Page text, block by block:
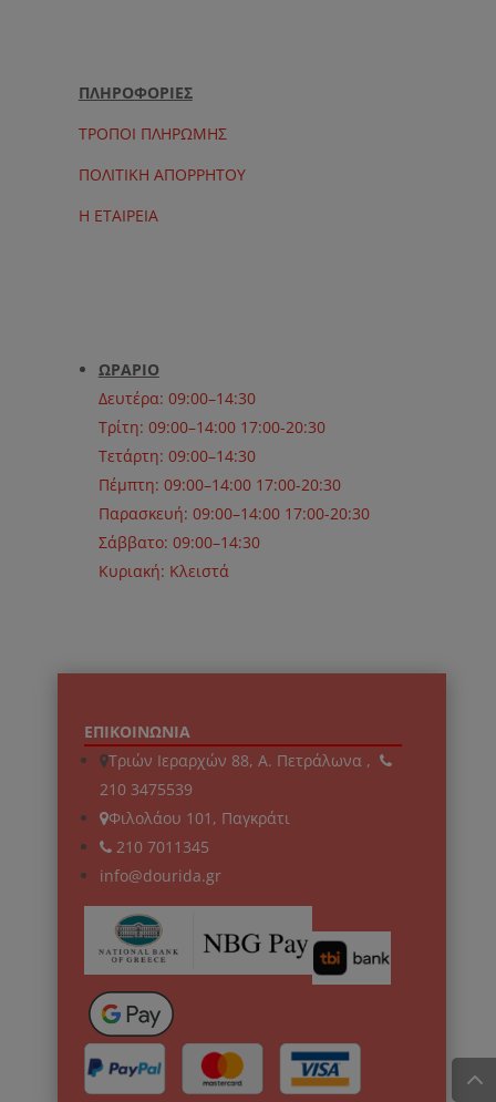
ΠΛΗΡΟΦΟΡΙΕΣ
ΤΡΟΠΟΙ ΠΛΗΡΩΜΗΣ
ΠΟΛΙΤΙΚΗ ΑΠΟΡΡΗΤΟΥ
Η ΕΤΑΙΡΕΙΑ
ΩΡΑΡΙΟ
Δευτέρα: 09:00–14:30
Τρίτη: 09:00–14:00 17:00-20:30
Τετάρτη: 09:00–14:30
Πέμπτη: 09:00–14:00 17:00-20:30
Παρασκευή: 09:00–14:00 17:00-20:30
Σάββατο: 09:00–14:30
Κυριακή: Κλειστά
ΕΠΙΚΟΙΝΩΝΙΑ
Τριών Ιεραρχών 88, Α. Πετράλωνα ,
210 3475539
Φιλολάου 101, Παγκράτι
210 7011345
info@dourida.gr